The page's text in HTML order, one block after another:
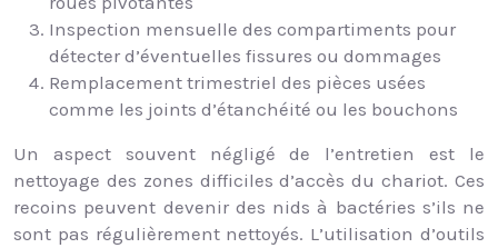
Inspection mensuelle des compartiments pour
détecter d’éventuelles fissures ou dommages
Remplacement trimestriel des pièces usées
comme les joints d’étanchéité ou les bouchons
Un aspect souvent négligé de l’entretien est le
nettoyage des zones difficiles d’accès du chariot. Ces
recoins peuvent devenir des nids à bactéries s’ils ne
sont pas régulièrement nettoyés. L’utilisation d’outils